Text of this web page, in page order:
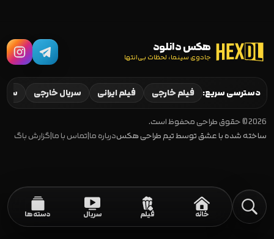
Girl Taken 2026
Macbeth 2024
هکس دانلود
جادوی سینما، لحظات بی‌انتها
دسترسی سریع: فیلم خارجی فیلم ایرانی سریال خارجی
2026 © حقوق طراحی محفوظ است.
ساخته شده با عشق توسط تیم طراحی هکسدرباره ما|تماس با ما|گزارش باگ
خانه فیلم سریال دسته‌ها